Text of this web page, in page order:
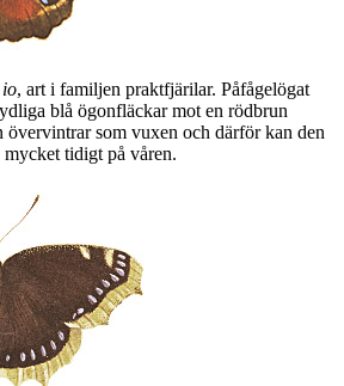
, art i familjen praktfjärilar. Påfågelögat
blå ögonfläckar mot en rödbrun
övervintrar som vuxen och därför kan den
mycket tidigt på våren.